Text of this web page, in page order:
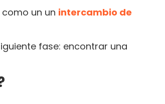
un un intercambio de
fase: encontrar una